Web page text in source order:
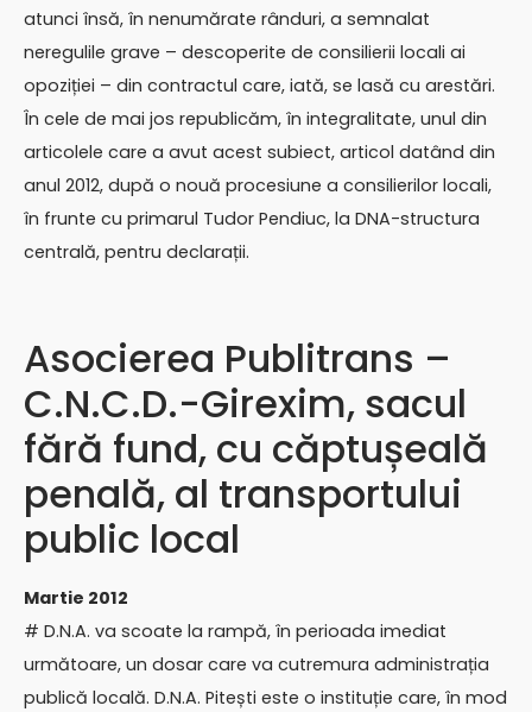
atunci însă, în nenumărate rânduri, a semnalat
neregulile grave – descoperite de consilierii locali ai
opoziției – din contractul care, iată, se lasă cu arestări.
În cele de mai jos republicăm, în integralitate, unul din
articolele care a avut acest subiect, articol datând din
anul 2012, după o nouă procesiune a consilierilor locali,
în frunte cu primarul Tudor Pendiuc, la DNA-structura
centrală, pentru declarații.
Asocierea Publitrans –
C.N.C.D.-Girexim, sacul
fără fund, cu căptușeală
penală, al transportului
public local
Martie 2012
# D.N.A. va scoate la rampă, în perioada imediat
următoare, un dosar care va cutremura administrația
publică locală. D.N.A. Pitești este o instituție care, în mod